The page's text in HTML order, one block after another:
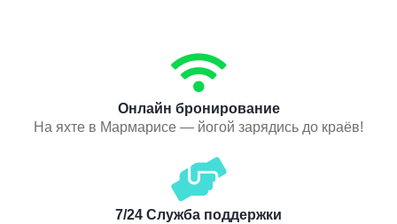
Онлайн бронирование
На яхте в Мармарисе — йогой зарядись до краёв!
7/24 Служба поддержки